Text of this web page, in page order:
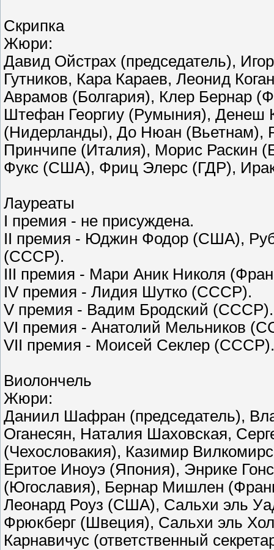
Скрипка
Жюри:
Давид Ойстрах (председатель),
Гутников, Кара Караев, Леонид
Аврамов (Болгария), Клер Бернар
Штефан Георгиу (Румыния), Денеш
(Нидерланды), До Нюан (Вьетнам),
Принчипе (Италия), Морис Раскин
Фукс (США), Фриц Элерс (ГДР),
Лауреаты
I премия - не присуждена.
II премия - Юджин Фодор (США),
(СССР).
III премия - Мари Аник Николя
IV премия - Лидия Шутко (СССР).
V премия - Вадим Бродский
VI премия - Анатолий Мельников
VII премия - Моисей Секлер (СССР).
Виолончель
Жюри:
Даниил Шафран (председатель),
Оганесян, Наталия Шаховская,
(Чехословакия), Казимир
Еритое Иноуэ (Япония), Энрике
(Югославия), Бернар Мишлен
Леонард Роуз (США), Сальхи эль
Фрюкберг (Швеция), Сальхи эль
Карнавичус (ответственный